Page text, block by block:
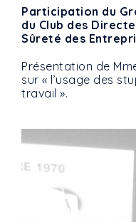
Participation du
du Club des
Sûreté des
Présentation de
sur « l’usage des
travail ».